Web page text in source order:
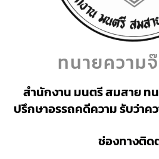
ทนายความ
สำนักงาน มนตรี สมสาย ทน
ปรึกษาอรรถคดีความ รับว่าค
ช่องทางติด